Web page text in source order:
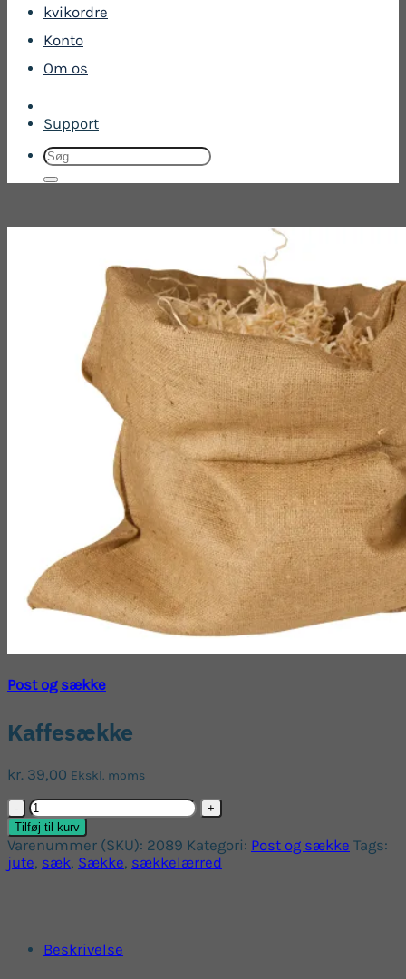
kvikordre
Konto
Om os
Support
Søg
Post og sække
Kaffesække
kr. 39,00 Ekskl. moms
Kaffesække
antal
Tilføj til kurv
Varenummer (SKU): 2089 Kategori: Post og sække Tags:
jute, sæk, Sække, sækkelærred
Beskrivelse